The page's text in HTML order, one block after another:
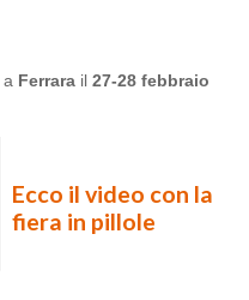
a Ferrara il 27-28 febbraio
Ecco il video con la
fiera in pillole